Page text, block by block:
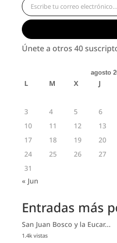
Únete a otros 40
agosto
L M X J
3
4 5 6
10
11 12 13
17
18 19 20
24
25 26 27
31
« Jun
Entradas más
San Juan Bosco y la Eucar...
1.4k vistas